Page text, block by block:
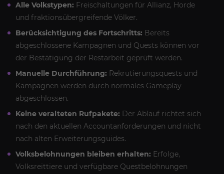
Alle Volkstypen: Freischaltungen für Allianz, Horde
und fraktionsübergreifende Völker.
Berücksichtigung des Fortschritts: Bereits
abgeschlossene Kampagnen und Quests können vor
der Bestätigung der Restarbeit geprüft werden.
Manuelle Durchführung: Rekrutierungsquests und
Kampagnen werden durch normales Gameplay
abgeschlossen.
Keine veralteten Rufpakete: Der Ablauf richtet sich
nach den aktuellen Accountanforderungen und nicht
nach alten Erweiterungsguides.
Volksbelohnungen bleiben erhalten: Erfolge,
Volksreittiere und verfügbare Questbelohnungen